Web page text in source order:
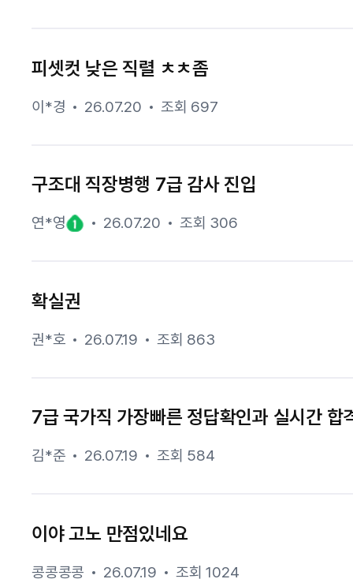
피셋컷 낮은 직렬 ㅊㅊ좀
이*경 26.07.20 조회 697
구조대 직장병행 7급 감사 진입
연*영 26.07.20 조회 306
확실권
권*호 26.07.19 조회 863
7급 국가직 가장빠른 정답확인과 실시간 합
김*준 26.07.19 조회 584
이야 고노 만점있네요
콩콩콩콩 26.07.19 조회 1024